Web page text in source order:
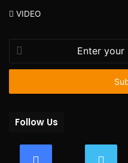
VIDEO
your
Email
Follow Us